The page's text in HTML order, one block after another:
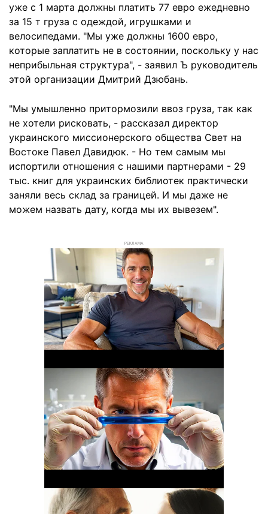
уже с 1 марта должны платить 77 евро ежедневно
за 15 т груза с одеждой, игрушками и
велосипедами. "Мы уже должны 1600 евро,
которые заплатить не в состоянии, поскольку у нас
неприбыльная структура", - заявил Ъ руководитель
этой организации Дмитрий Дзюбань.
"Мы умышленно притормозили ввоз груза, так как
не хотели рисковать, - рассказал директор
украинского миссионерского общества Свет на
Востоке Павел Давидюк. - Но тем самым мы
испортили отношения с нашими партнерами - 29
тыс. книг для украинских библиотек практически
заняли весь склад за границей. И мы даже не
можем назвать дату, когда мы их вывезем".
РЕКЛАМА